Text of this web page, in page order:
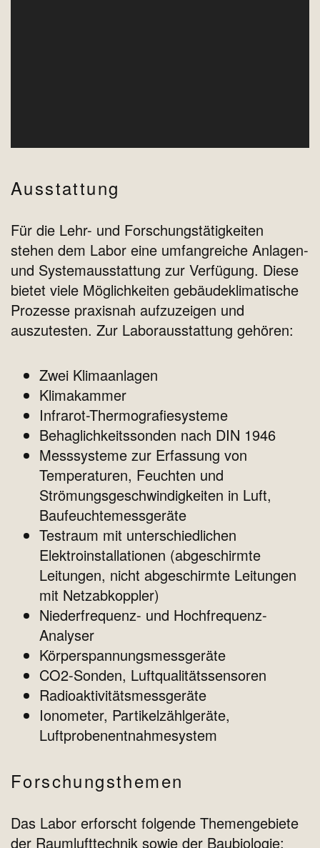
Ausstattung
Für die Lehr- und Forschungstätigkeiten
stehen dem Labor eine umfangreiche Anlagen-
und Systemausstattung zur Verfügung. Diese
bietet viele Möglichkeiten gebäudeklimatische
Prozesse praxisnah aufzuzeigen und
auszutesten. Zur Laborausstattung gehören:
Zwei Klimaanlagen
Klimakammer
Infrarot-Thermografiesysteme
Behaglichkeitssonden nach DIN 1946
Messsysteme zur Erfassung von
Temperaturen, Feuchten und
Strömungsgeschwindigkeiten in Luft,
Baufeuchtemessgeräte
Testraum mit unterschiedlichen
Elektroinstallationen (abgeschirmte
Leitungen, nicht abgeschirmte Leitungen
mit Netzabkoppler)
Niederfrequenz- und Hochfrequenz-
Analyser
Körperspannungsmessgeräte
CO2-Sonden, Luftqualitätssensoren
Radioaktivitätsmessgeräte
Ionometer, Partikelzählgeräte,
Luftprobenentnahmesystem
Forschungsthemen
Das Labor erforscht folgende Themengebiete
der Raumlufttechnik sowie der Baubiologie: